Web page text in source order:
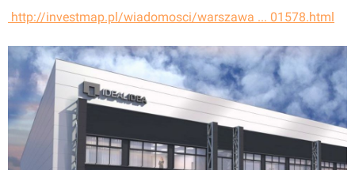
http://investmap.pl/wiadomosci/warszawa ... 01578.html